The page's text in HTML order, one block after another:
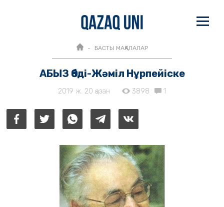
БАСТЫ МАҚАЛАЛАР
АБЫЗ Әбді-Жәміл Нұрпейіске
2019 ж. 20 қазан 3898 1